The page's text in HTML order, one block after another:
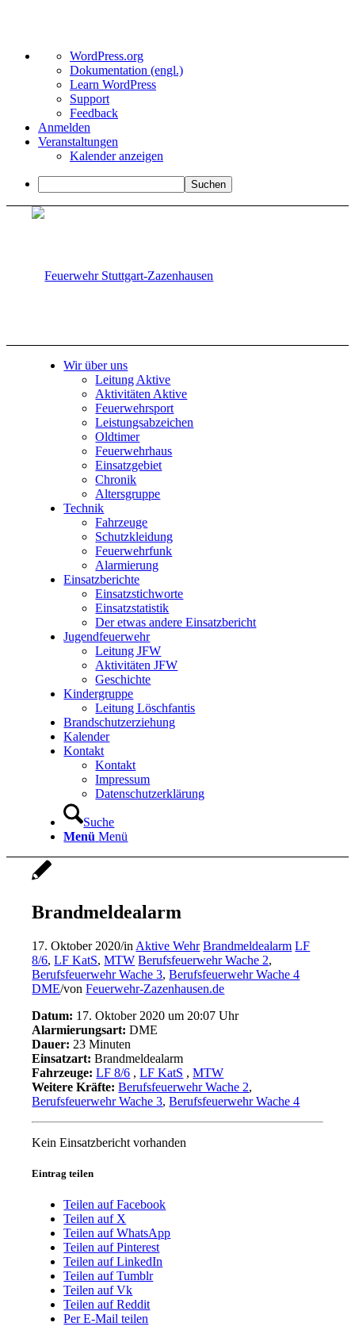
Über
WordPress
WordPress.org
Dokumentation (engl.)
Learn WordPress
Support
Feedback
Anmelden
Veranstaltungen
Kalender anzeigen
Suchen
Wir über uns
Leitung Aktive
Aktivitäten Aktive
Feuerwehrsport
Leistungsabzeichen
Oldtimer
Feuerwehrhaus
Einsatzgebiet
Chronik
Altersgruppe
Technik
Fahrzeuge
Schutzkleidung
Feuerwehrfunk
Alarmierung
Einsatzberichte
Einsatzstichworte
Einsatzstatistik
Der etwas andere Einsatzbericht
Jugendfeuerwehr
Leitung JFW
Aktivitäten JFW
Geschichte
Kindergruppe
Leitung Löschfantis
Brandschutzerziehung
Kalender
Kontakt
Kontakt
Impressum
Datenschutzerklärung
Suche
Menü Menü
Brandmeldealarm
17. Oktober 2020/in Aktive Wehr Brandmeldealarm LF
8/6,LF KatS,MTW Berufsfeuerwehr Wache 2,
Berufsfeuerwehr Wache 3,Berufsfeuerwehr Wache 4
DME/vonFeuerwehr-Zazenhausen.de
Datum: 17. Oktober 2020 um 20:07 Uhr
Alarmierungsart: DME
Dauer: 23 Minuten
Einsatzart: Brandmeldealarm
Fahrzeuge: LF 8/6 ,LF KatS ,MTW
Weitere Kräfte: Berufsfeuerwehr Wache 2,
Berufsfeuerwehr Wache 3,Berufsfeuerwehr Wache 4
Kein Einsatzbericht vorhanden
Eintrag teilen
Teilen auf Facebook
Teilen auf X
Teilen auf WhatsApp
Teilen auf Pinterest
Teilen auf LinkedIn
Teilen auf Tumblr
Teilen auf Vk
Teilen auf Reddit
Per E-Mail teilen